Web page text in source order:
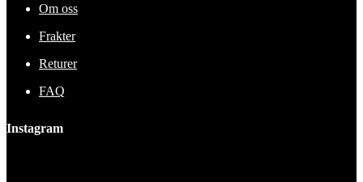
Om oss
Frakter
Returer
FAQ
Instagram